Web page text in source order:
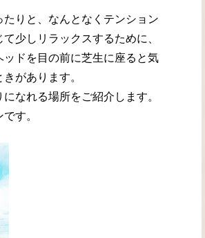
りと、なんとなくテンション
少しリラックスするために、
ドを目の前に芝生に座ると気
があります。
なれる場所をご紹介します。
す。